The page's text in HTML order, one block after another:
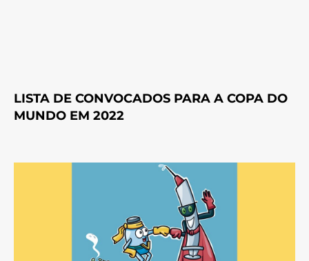
LISTA DE CONVOCADOS PARA A COPA DO
MUNDO EM 2022